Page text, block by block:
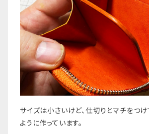
サイズは小さいけど、仕切りとマチをつけ
ように作っています。